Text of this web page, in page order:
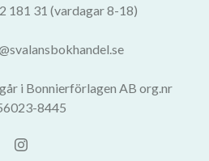
181 31 (vardagar 8-18)
i Bonnierförlagen AB org.nr
8445